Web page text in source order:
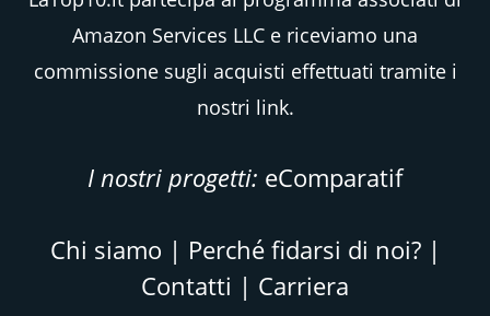
Amazon Services LLC e riceviamo una
commissione sugli acquisti effettuati tramite i
nostri link.
I nostri progetti: eComparatif
Chi siamo | Perché fidarsi di noi?|
Contatti | Carriera